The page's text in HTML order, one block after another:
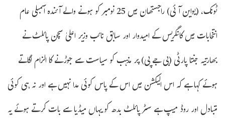
ٹونک، (یواین آئی) راجستھان میں 25 نومبر کو ہونے والے آئندہ اسمبلی عام
انتخابات میں کانگریس کے امیدوار اور سابق نائب وزیر اعلیٰ سچن پائلٹ نے
بھارتیہ جنتا پارٹی (بی جے پی) پر مذہب کو سیاست سے جوڑنے کا الزام لگاتے
ہوئے کہا ہے کہ اس الیکشن میں اس کے پاس کوئی مدا نہیں ہے اور نہ ہی کوئی
متبادل اور روڈ میپ ہے سٹر پائلٹ بدھ کو یہاں میڈیا سے بات کرتے ہوئے یہ